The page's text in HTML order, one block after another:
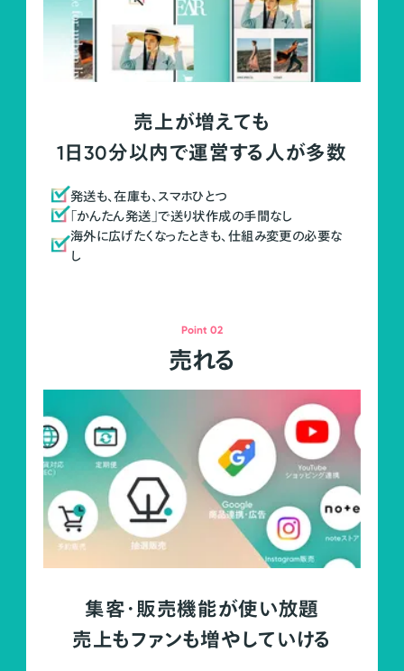
売上が増えても
1日30分以内で運営する人が多数
発送も、在庫も、スマホひとつ
「かんたん発送」で送り状作成の手間なし
海外に広げたくなったときも、仕組み変更の必要な
し
Point 02
売れる
集客・販売機能が使い放題
売上もファンも増やしていける